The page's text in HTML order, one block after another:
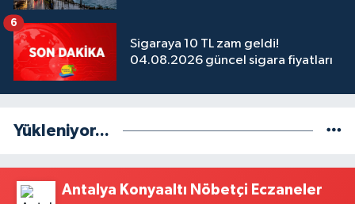
Sigaraya 10 TL zam geldi!
04.08.2026 güncel sigara fiyatları
6
Yükleniyor...
Antalya Konyaaltı Nöbetçi Eczaneler